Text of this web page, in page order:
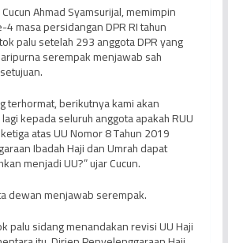
Ahmad Syamsurijal, memimpin
masa persidangan DPR RI tahun
palu setelah 293 anggota DPR yang
serempak menjawab sah
terhormat, berikutnya kami akan
kepada seluruh anggota apakah RUU
atas UU Nomor 8 Tahun 2019
Ibadah Haji dan Umrah dapat
menjadi UU?” ujar Cucun.
dewan menjawab serempak.
palu sidang menandakan revisi UU Haji